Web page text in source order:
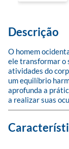
Descrição
O homem
ele transformar o
atividades do
um equilíbrio
aprofunda a
a realizar suas